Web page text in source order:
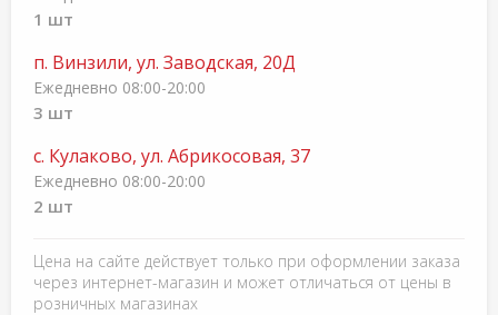
1 шт
п. Винзили, ул. Заводская, 20Д
Ежедневно 08:00-20:00
3 шт
с. Кулаково, ул. Абрикосовая, 37
Ежедневно 08:00-20:00
2 шт
Цена на сайте действует только при оформлении заказа
через интернет-магазин и может отличаться от цены в
розничных магазинах